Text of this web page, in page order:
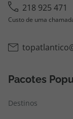
218 925 471
Custo de uma
Pacotes
Destinos